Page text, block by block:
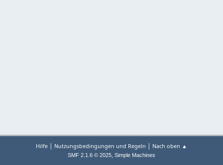
Hilfe | Nutzungsbedingungen und Regeln | Nach oben ▲
SMF 2.1.6 © 2025, Simple Machines